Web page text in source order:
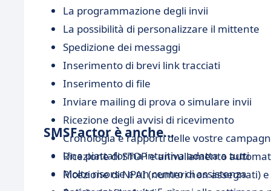
La programmazione degli invii
La possibilità di personalizzare il mittente
Spedizione dei messaggi
Inserimento di brevi link tracciati
Inserimento di file
Inviare mailing di prova o simulare invii
Ricezione degli avvisi di ricevimento
Cronologia e rapporti delle vostre
Ricezione di STOP e annullamento
Ricezione di NPAI (numeri non assegnati)
SMSFactor è anche...
Una piattaforma intuitiva adatta a tutti
Molte risorse e un centro di assistenza